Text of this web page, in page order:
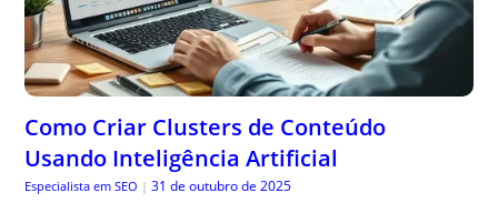
Como Criar Clusters de Conteúdo
Usando Inteligência Artificial
Especialista em SEO | 31 de outubro de 2025